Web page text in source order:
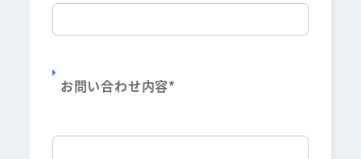
お問い合わせ内容*